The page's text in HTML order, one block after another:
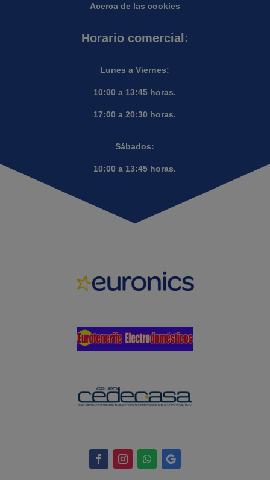
Acerca de las cookies
Horario comercial:
Lunes a Viernes:
10:00 a 13:45 horas.
17:00 a 20:30 horas.
Sábados:
10:00 a 13:45 horas.